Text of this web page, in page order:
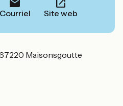
Courriel Site web
Maisonsgoutte